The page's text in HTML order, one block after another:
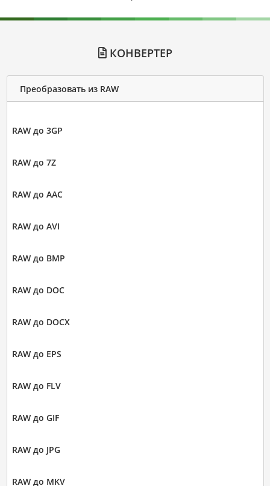
КОНВЕРТЕР
Преобразовать из RAW
RAW до 3GP
RAW до 7Z
RAW до AAC
RAW до AVI
RAW до BMP
RAW до DOC
RAW до DOCX
RAW до EPS
RAW до FLV
RAW до GIF
RAW до JPG
RAW до MKV